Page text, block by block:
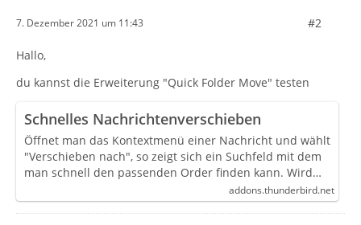
7. Dezember 2021 um 11:43 #2
Hallo,
du kannst die Erweiterung "Quick Folder Move" testen
Schnelles Nachrichtenverschieben
Öffnet man das Kontextmenü einer Nachricht und wählt
"Verschieben nach", so zeigt sich ein Suchfeld mit dem
man schnell den passenden Order finden kann. Wird…
addons.thunderbird.net